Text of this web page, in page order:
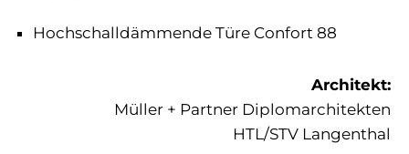
Hochschalldämmende Türe Confort 88
Architekt:
Müller + Partner Diplomarchitekten
HTL/STV Langenthal